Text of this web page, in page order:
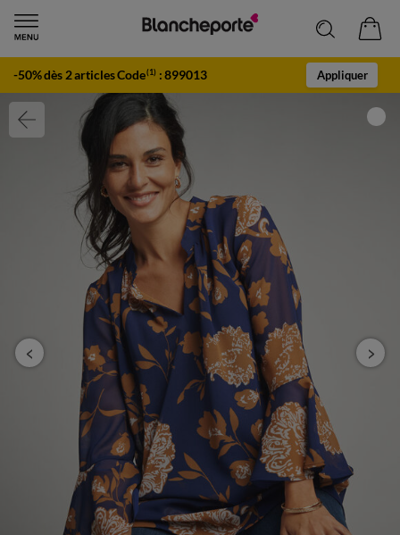
-50% dès 2 articles Code(1) :899013 Appliquer